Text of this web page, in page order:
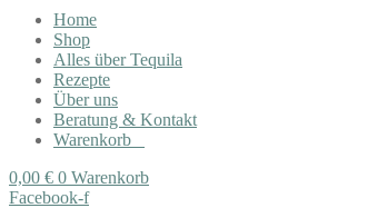
Home
Shop
Alles über Tequila
Rezepte
Über uns
Beratung & Kontakt
Warenkorb
0,00 € 0 Warenkorb
Facebook-f